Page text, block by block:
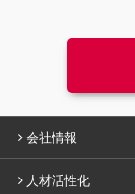
会社情報
人材活性化